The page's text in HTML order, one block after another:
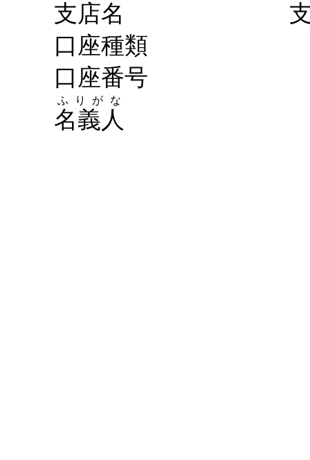
支店名 支
口座種類
口座番号
名義人
ふりがな